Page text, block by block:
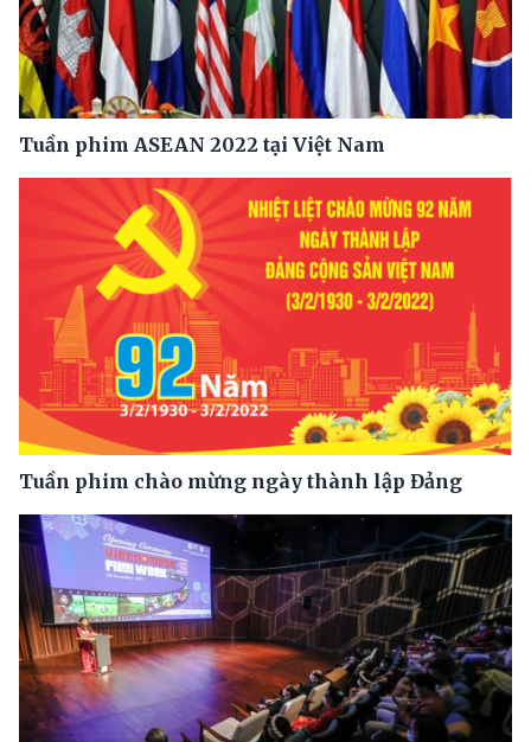
Tuần phim ASEAN 2022 tại Việt Nam
Tuần phim chào mừng ngày thành lập Đảng